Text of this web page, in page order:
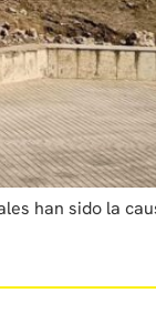
han sido la